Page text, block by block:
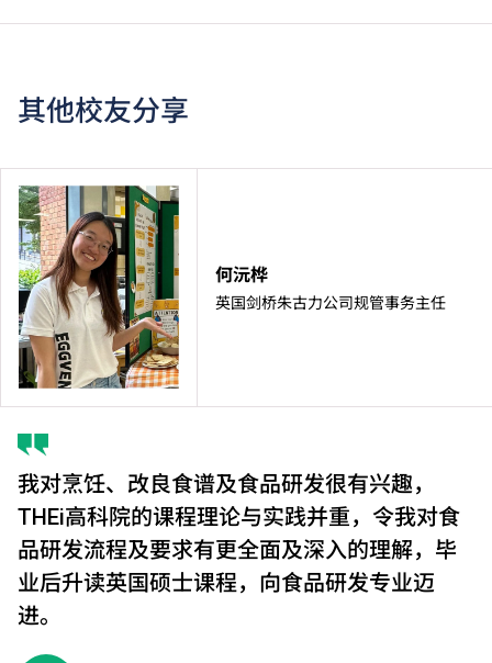
其他校友分享
何沅桦
英国剑桥朱古力公司规管事务主任
我对烹饪、改良食谱及食品研发很有兴趣，
THEi高科院的课程理论与实践并重，令我对食
品研发流程及要求有更全面及深入的理解，毕
业后升读英国硕士课程，向食品研发专业迈
进。